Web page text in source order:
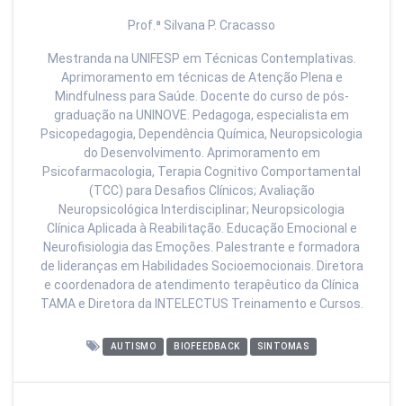
Prof.ª Silvana P. Cracasso
Mestranda na UNIFESP em Técnicas Contemplativas.
Aprimoramento em técnicas de Atenção Plena e
Mindfulness para Saúde. Docente do curso de pós-
graduação na UNINOVE. Pedagoga, especialista em
Psicopedagogia, Dependência Química, Neuropsicologia
do Desenvolvimento. Aprimoramento em
Psicofarmacologia, Terapia Cognitivo Comportamental
(TCC) para Desafios Clínicos; Avaliação
Neuropsicológica Interdisciplinar; Neuropsicologia
Clínica Aplicada à Reabilitação. Educação Emocional e
Neurofisiologia das Emoções. Palestrante e formadora
de lideranças em Habilidades Socioemocionais. Diretora
e coordenadora de atendimento terapêutico da Clínica
TAMA e Diretora da INTELECTUS Treinamento e Cursos.
AUTISMO BIOFEEDBACK SINTOMAS